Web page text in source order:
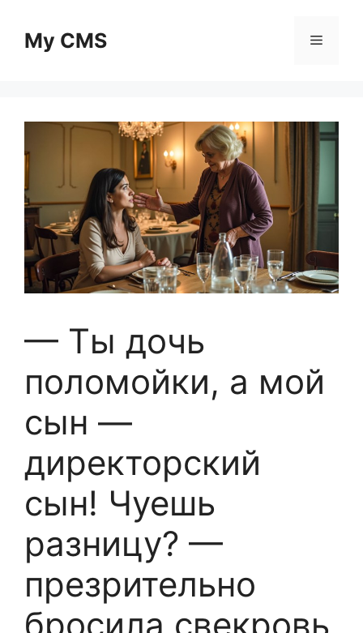
contentMy CMS Menu
— Ты дочь
поломойки, а мой
сын —
директорский
сын! Чуешь
разницу? —
презрительно
бросила свекровь